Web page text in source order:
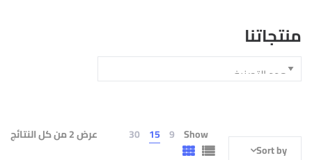
منتجاتنا
عرض ⁦2⁩ من كل النتائج Show
9
15
30
Sort by